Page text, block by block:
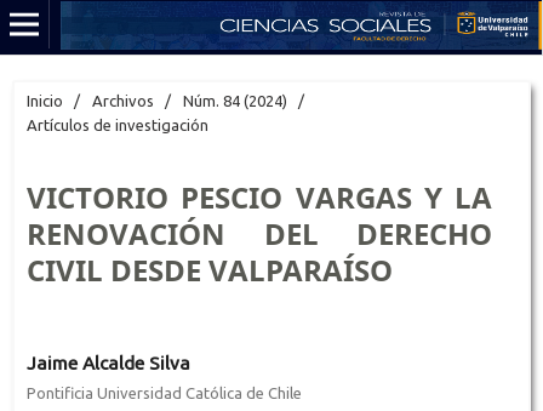
Inicio / Archivos / Núm. 84 (2024)
/
Artículos de investigación
VICTORIO PESCIO VARGAS Y LA
RENOVACIÓN DEL DERECHO
CIVIL DESDE VALPARAÍSO
Jaime Alcalde Silva
Pontificia Universidad Católica de Chile